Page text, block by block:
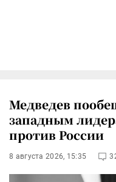
Медведев
западным
против России
8 августа 2026, 15:35